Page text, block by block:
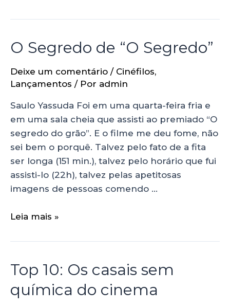
O Segredo de “O Segredo”
Deixe um comentário / Cinéfilos,
Lançamentos / Por admin
Saulo Yassuda Foi em uma quarta-feira fria e
em uma sala cheia que assisti ao premiado “O
segredo do grão”. E o filme me deu fome, não
sei bem o porquê. Talvez pelo fato de a fita
ser longa (151 min.), talvez pelo horário que fui
assisti-lo (22h), talvez pelas apetitosas
imagens de pessoas comendo …
Leia mais »
Top 10: Os casais sem
química do cinema